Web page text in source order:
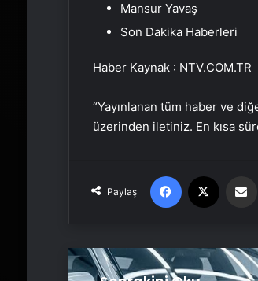
Mansur Yavaş
Son Dakika Haberleri
Haber Kaynak : NTV.COM.TR
“Yayınlanan tüm haber ve
üzerinden iletiniz. En kısa
Paylaş
Facebook